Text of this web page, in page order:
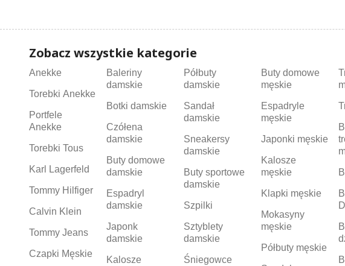
Zobacz wszystkie kategorie
Anekke
Torebki Anekke
Portfele
Anekke
Torebki Tous
Karl Lagerfeld
Tommy Hilfiger
Calvin Klein
Tommy Jeans
Czapki Męskie
Baleriny
damskie
Botki damskie
Czółena
damskie
Buty domowe
damskie
Espadryl
damskie
Japonk
damskie
Kalosze
Półbuty
damskie
Sandał
damskie
Sneakersy
damskie
Buty sportowe
damskie
Szpilki
Sztyblety
damskie
Śniegowce
Buty domowe
męskie
Espadryle
męskie
Japonki męskie
Kalosze
męskie
Klapki męskie
Mokasyny
męskie
Półbuty męskie